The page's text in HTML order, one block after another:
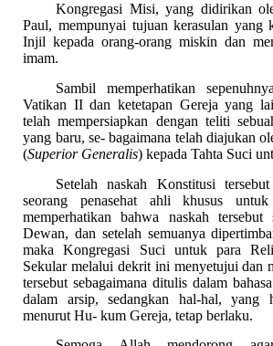
Kongregasi Misi, yang didirikan
Paul, mempunyai tujuan kerasulan yang
Injil kepada orang-orang miskin dan
imam.
Sambil memperhatikan
Vatikan II dan ketetapan Gereja yang
telah mempersiapkan dengan teliti
yang baru, se- bagaimana telah diajukan
(Superior Generalis) kepada Tahta Suci
Setelah naskah Konstitusi
seorang penasehat ahli khusus
memperhatikan bahwa naskah
Dewan, dan setelah semuanya
maka Kongregasi Suci untuk para
Sekular melalui dekrit ini menyetujui dan
tersebut sebagaimana ditulis dalam
dalam arsip, sedangkan hal-hal, yang
menurut Hu- kum Gereja, tetap berlaku.